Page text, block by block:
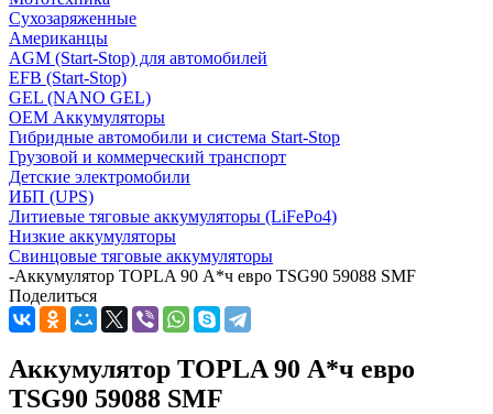
Сухозаряженные
Американцы
AGM (Start-Stop) для автомобилей
EFB (Start-Stop)
GEL (NANO GEL)
OEM Аккумуляторы
Гибридные автомобили и система Start-Stop
Грузовой и коммерческий транспорт
Детские электромобили
ИБП (UPS)
Литиевые тяговые аккумуляторы (LiFePo4)
Низкие аккумуляторы
Свинцовые тяговые аккумуляторы
-Аккумулятор TOPLA 90 А*ч евро TSG90 59088 SMF
Поделиться
Аккумулятор TOPLA 90 А*ч евро
TSG90 59088 SMF